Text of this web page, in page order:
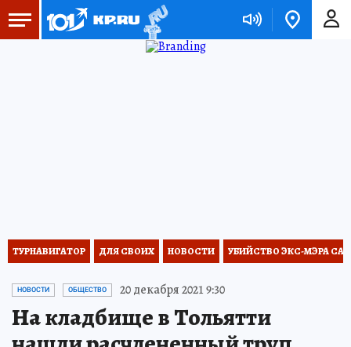
ТУРНАВИГАТОР ДЛЯ СВОИХ НОВОСТИ УБИЙСТВО ЭКС-МЭРА
НОВОСТИ ОБЩЕСТВО 20 декабря 2021 9:30
На кладбище в Тольятти